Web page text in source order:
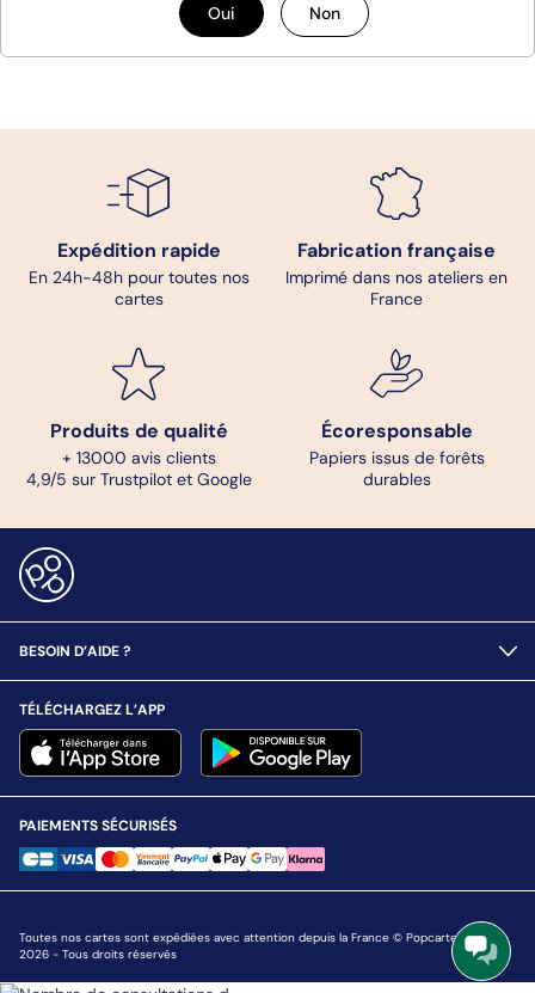
Oui Non
Expédition rapide
En 24h-48h pour toutes nos
cartes
Fabrication française
Imprimé dans nos ateliers en
France
Produits de qualité
+ 13000 avis clients
4,9/5 sur Trustpilot et Google
Écoresponsable
Papiers issus de forêts
durables
BESOIN D’AIDE ?
TÉLÉCHARGEZ L’APP
PAIEMENTS SÉCURISÉS
Toutes nos cartes sont expédiées avec attention depuis la France © Popcarte.com
2026 - Tous droits réservés